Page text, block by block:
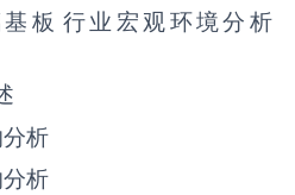
板‌‌‌‌‌‌‌‌‌‌‌‌‌‌‌‌‌‌‌行业宏观环境分析
析
析